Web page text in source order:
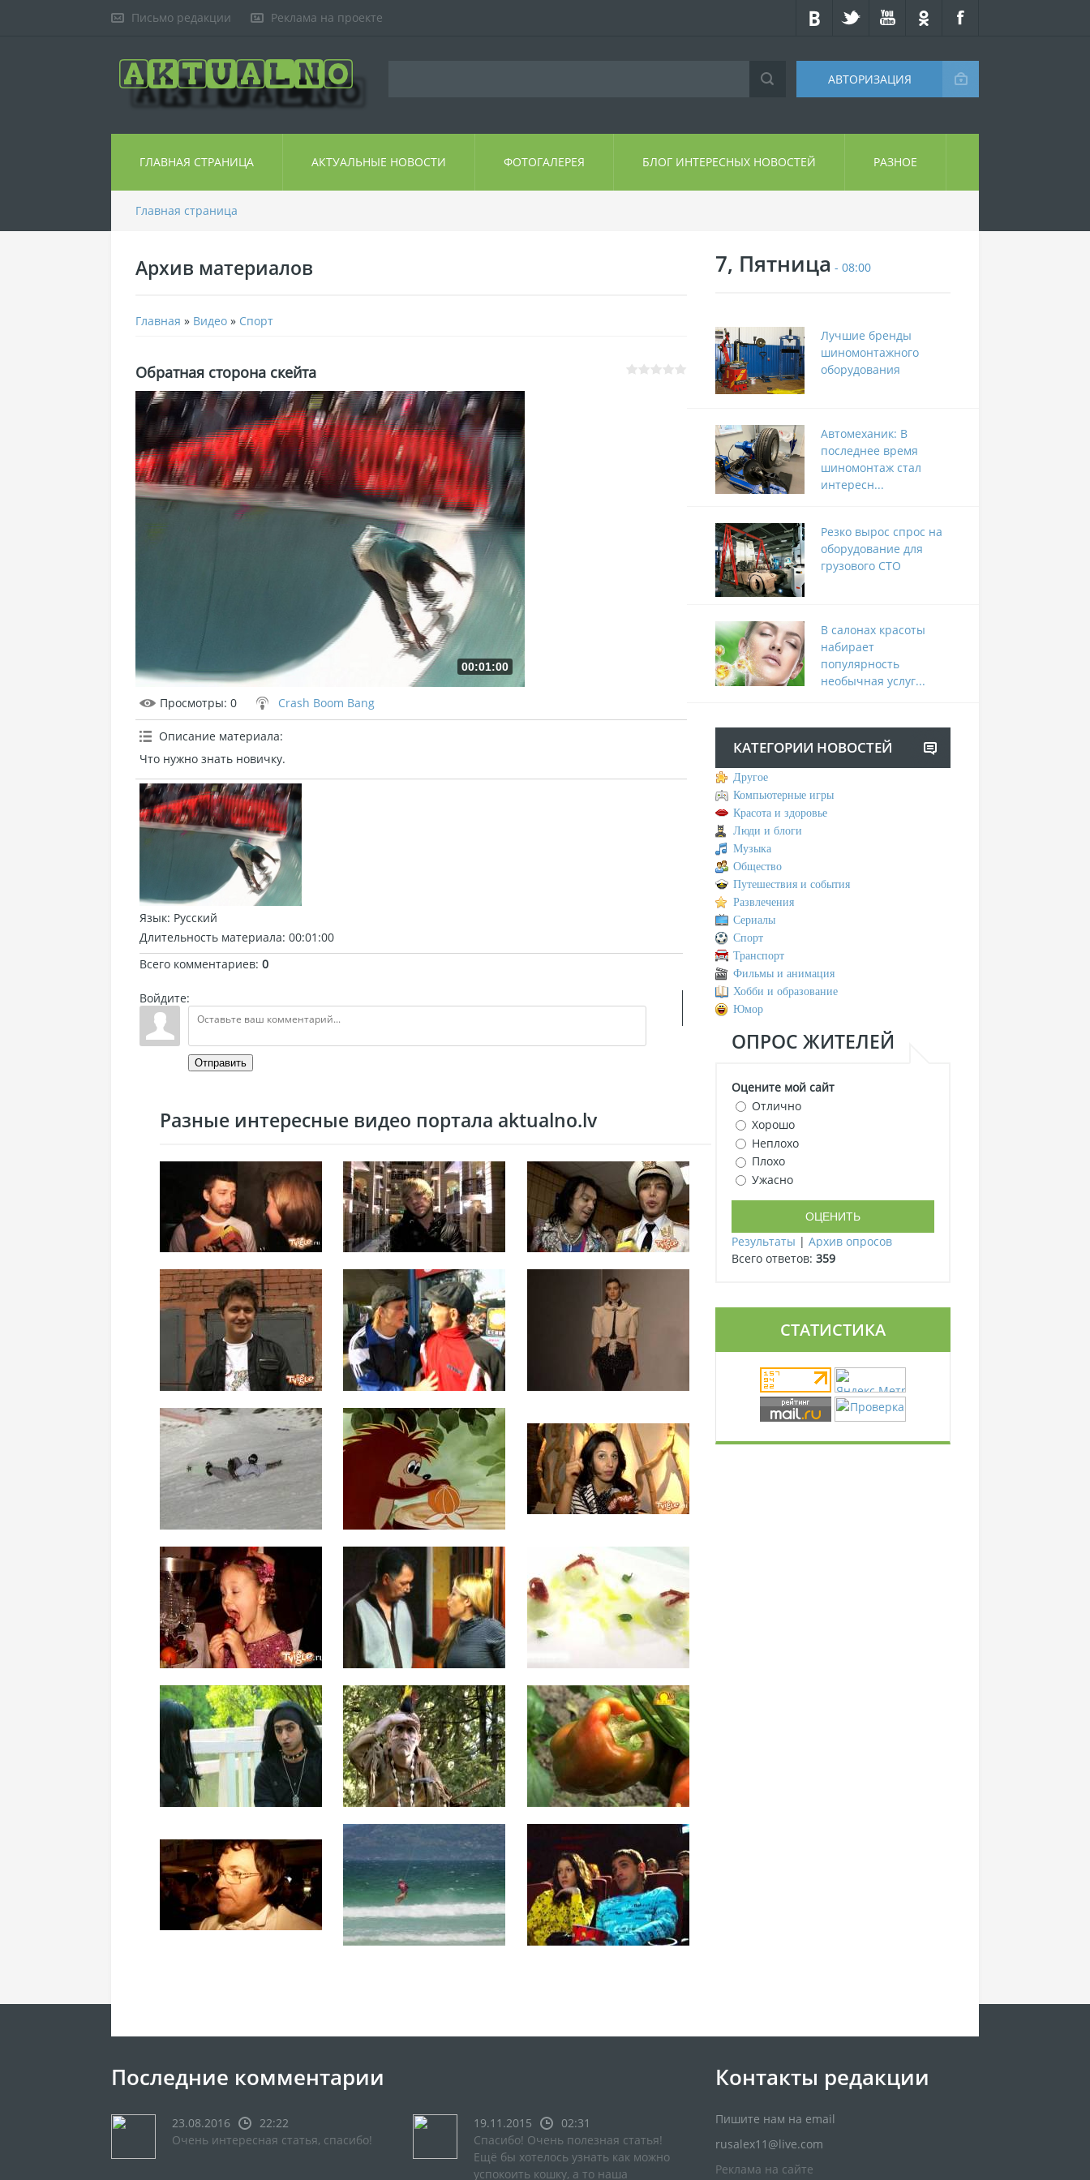
Письмо редакции Реклама на проекте
АВТОРИЗАЦИЯ
ГЛАВНАЯ СТРАНИЦА АКТУАЛЬНЫЕ НОВОСТИ ФОТОГАЛЕРЕЯ БЛОГ ИНТЕРЕСНЫХ НОВОСТЕЙ РАЗНОЕ
Главная страница
Архив материалов
Главная » Видео » Спорт
Обратная сторона скейта
00:01:00
Просмотры: 0 Crash Boom Bang
Описание материала:
Что нужно знать новичку.
Язык: Русский
Длительность материала: 00:01:00
Всего комментариев: 0
Войдите:
Отправить
Разные интересные видео портала aktualno.lv
7, Пятница - 08:00
Лучшие бренды
шиномонтажного
оборудования
Автомеханик: В
последнее время
шиномонтаж стал
интересн...
Резко вырос спрос на
оборудование для
грузового СТО
В салонах красоты
набирает
популярность
необычная услуг...
КАТЕГОРИИ НОВОСТЕЙ
Другое
Компьютерные игры
Красота и здоровье
Люди и блоги
Музыка
Общество
Путешествия и события
Развлечения
Сериалы
Спорт
Транспорт
Фильмы и анимация
Хобби и образование
Юмор
ОПРОС ЖИТЕЛЕЙ
Оцените мой сайт
Отлично
Хорошо
Неплохо
Плохо
Ужасно
Результаты | Архив опросов
Всего ответов: 359
СТАТИСТИКА
Последние комментарии
23.08.2016
22:22
Очень интересная статья, спасибо!
19.11.2015
02:31
Спасибо! Очень полезная статья!
Ещё бы хотелось узнать как можно
успокоить кошку, а то наша
Контакты редакции
Пишите нам на email
rusalex11@live.com
Реклама на сайте